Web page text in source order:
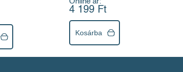
4 199 Ft
Kosárba